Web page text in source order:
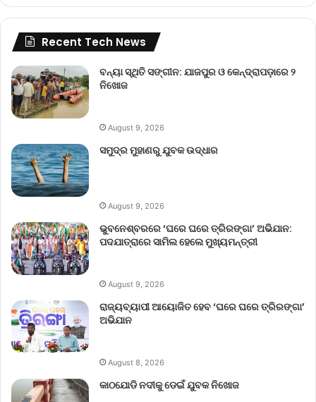
Recent Tech News
ବନ୍ୟା ସ୍ଥିତି ସଙ୍ଗୀନ: ଯାଜପୁର ଓ କେନ୍ଦ୍ରାପଡ଼ାରେ ୨
ନିଖୋଜ
August 9, 2026
ସମୁଦ୍ର ମୁହାଣରୁ ଯୁବକ ଉଦ୍ଧାର
August 9, 2026
ଭୁବନେଶ୍ବରରେ ‘ଘରେ ଘରେ ତ୍ରିରଙ୍ଗା’ ଅଭିଯାନ:
ପଦଯାତ୍ରାରେ ସାମିଲ ହେଲେ ମୁଖ୍ୟମନ୍ତ୍ରୀ
August 9, 2026
ରାଜ୍ୟବ୍ୟାପୀ ଆୟୋଜିତ ହେବ ‘ଘରେ ଘରେ ତ୍ରିରଙ୍ଗା’
ଅଭିଯାନ
August 8, 2026
କାଠଯୋଡି ନଦୀକୁ ଡେଇଁ ଯୁବକ ନିଖୋଜ